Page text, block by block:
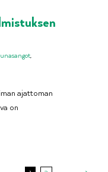
,
ajattoman
on